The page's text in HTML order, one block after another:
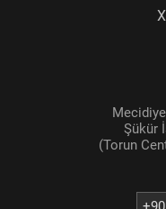
Şükür
(Torun